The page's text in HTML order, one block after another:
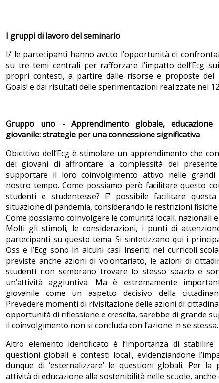
I gruppi di lavoro del seminario
I/ le partecipanti hanno avuto l’opportunità di
su tre temi centrali per rafforzare l’impatto dell’Ecg
propri contesti, a partire dalle risorse e proposte del
Goals! e dai risultati delle sperimentazioni realizzate nei
Gruppo uno - Apprendimento globale,
giovanile: strategie per una connessione significativa
Obiettivo dell’Ecg è stimolare un apprendimento che
dei giovani di affrontare la complessità del
supportare il loro coinvolgimento attivo nelle grandi
nostro tempo. Come possiamo però facilitare questo
studenti e studentesse? E’ possibile facilitare
situazione di pandemia, considerando le restrizioni fisiche
Come possiamo coinvolgere le comunità locali, nazionali
Molti gli stimoli, le considerazioni, i punti di
partecipanti su questo tema. Si sintetizzano qui i
Oss e l’Ecg sono in alcuni casi inseriti nei curricoli
previste anche azioni di volontariato, le azioni di
studenti non sembrano trovare lo stesso spazio e
un’attività aggiuntiva. Ma è estremamente
giovanile come un aspetto decisivo della
Prevedere momenti di rivisitazione delle azioni di
opportunità di riflessione e crescita, sarebbe di grande
il coinvolgimento non si concluda con l’azione in se stessa.
Altro elemento identificato è l’importanza di stabilire
questioni globali e contesti locali, evidenziandone
dunque di ‘esternalizzare’ le questioni globali. Per la
attività di educazione alla sostenibilità nelle scuole, anche